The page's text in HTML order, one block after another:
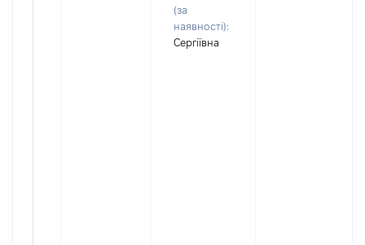
(за
наявності):
Сергіївна